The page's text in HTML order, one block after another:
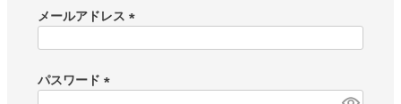
メールアドレス
)
パスワード